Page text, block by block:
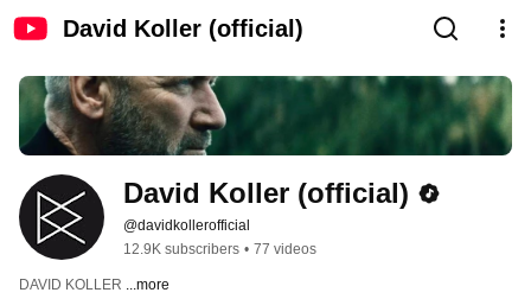
David Koller (official)
David Koller (official)
@davidkollerofficial
12.9K subscribers • 77 videos
DAVID KOLLER ...more